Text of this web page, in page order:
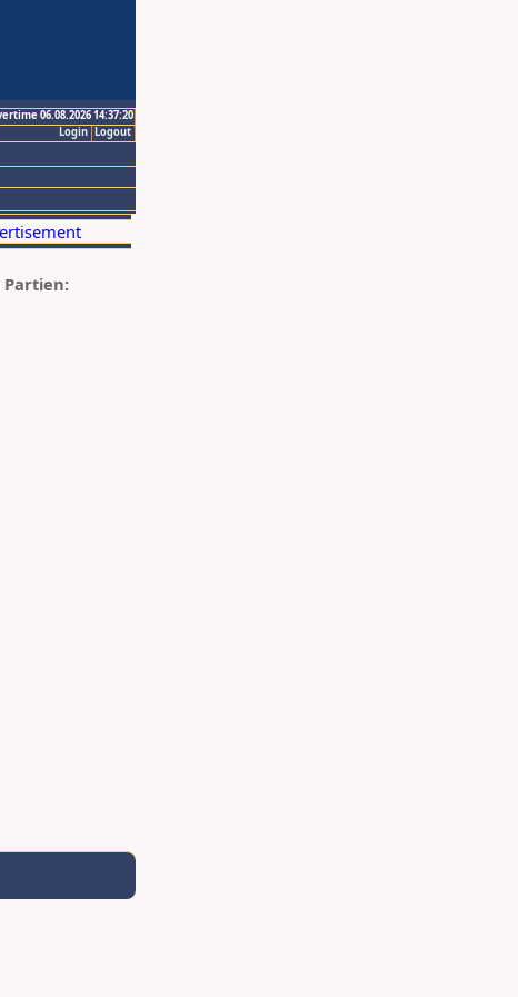
06.08.2026 14:37:20
Logout
Login
Partien: